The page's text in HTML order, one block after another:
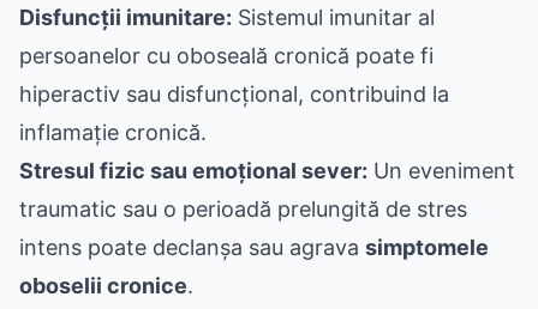
Disfuncții imunitare: Sistemul imunitar al
persoanelor cu oboseală cronică poate fi
hiperactiv sau disfuncțional, contribuind la
inflamație cronică.
Stresul fizic sau emoțional sever: Un eveniment
traumatic sau o perioadă prelungită de stres
intens poate declanșa sau agrava simptomele
oboselii cronice.